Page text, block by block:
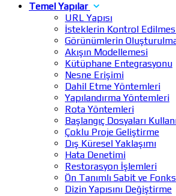
Temel Yapılar
URL Yapısı
İsteklerin Kontrol
Görünümlerin
Akışın Modellemesi
Kütüphane Entegrasyonu
Nesne Erişimi
Dahil Etme Yöntemleri
Yapılandırma Yöntemleri
Rota Yöntemleri
Başlangıç Dosyaları
Çoklu Proje Geliştirme
Dış Küresel Yaklaşımı
Hata Denetimi
Restorasyon İşlemleri
Ön Tanımlı Sabit ve
Dizin Yapısını Değiştirme